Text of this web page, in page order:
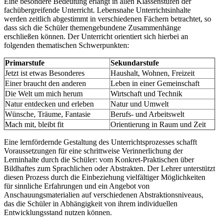
fachübergreifende Unterricht. Lebensnahe Unterrichtsinhalte
werden zeitlich abgestimmt in verschiedenen Fächern betrachtet, so
dass sich die Schüler themengebundene Zusammenhänge
erschließen können. Der Unterricht orientiert sich hierbei an
folgenden thematischen Schwerpunkten:
Primarstufe
Sekundarstufe
Jetzt ist etwas Besonderes
Haushalt, Wohnen, Freizeit
Einer braucht den anderen
Leben in einer Gemeinschaft
Die Welt um mich herum
Wirtschaft und Technik
Natur entdecken und erleben
Natur und Umwelt
Wünsche, Träume, Fantasie
Berufs- und Arbeitswelt
Mach mit, bleibt fit
Orientierung in Raum und Zeit
Eine lernfördernde Gestaltung des Unterrichtsprozesses schafft
Voraussetzungen für eine schrittweise Verinnerlichung der
Lerninhalte durch die Schüler: vom Konkret-Praktischen über
Bildhaftes zum Sprachlichen oder Abstrakten. Der Lehrer unterstützt
diesen Prozess durch die Einbeziehung vielfältiger Möglichkeiten
für sinnliche Erfahrungen und ein Angebot von
Anschauungsmaterialien auf verschiedenen Abstraktionsniveaus,
das die Schüler in Abhängigkeit von ihrem individuellen
Entwicklungsstand nutzen können.